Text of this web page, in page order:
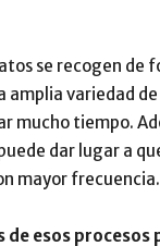
se recogen de
amplia variedad
mucho tiempo.
dar lugar a
mayor frecuencia.
de esos procesos